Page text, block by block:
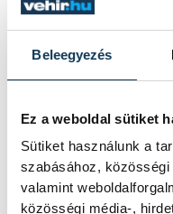
Beleegyezés
Ez a weboldal sütiket
Sütiket használunk a
szabásához,
valamint
közösségi média-,